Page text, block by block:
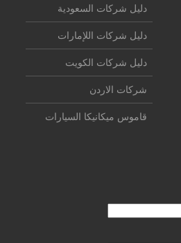
دليل شركات السعودية
دليل شركات اللإمارات
دليل شركات الكويت
شركات الاردن
قاموس ميكانيكا السيارات